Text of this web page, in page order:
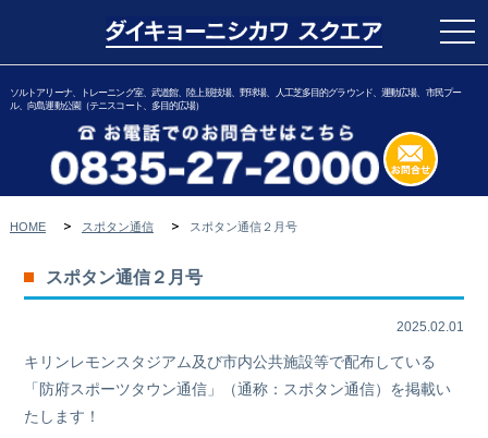
ソルトアリーナ、トレーニング室、武道館、陸上競技場、野球場、人工芝多目的グラウンド、運動広場、市民プー
ル、向島運動公園（テニスコート、多目的広場）
HOME スポタン通信 スポタン通信２月号
スポタン通信２月号
2025.02.01
キリンレモンスタジアム及び市内公共施設等で配布している
「防府スポーツタウン通信」（通称：スポタン通信）を掲載い
たします！